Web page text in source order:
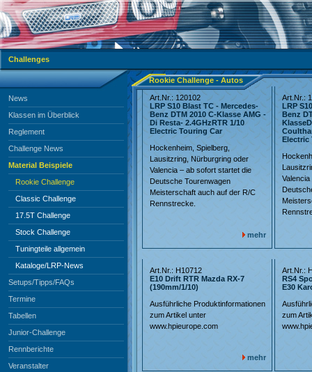
Challenges
News
Klassen im Überblick
Reglement
Challenge News
Material Beispiele
Rookie Challenge
Classic Challenge
17.5T Challenge
Stock Challenge
Tuningteile allgemein
Kataloge/LRP-News
Setups/Tipps/FAQs
Termine
Tabellen
Junior-Challenge
Rennberichte
Veranstalter
Rookie Challenge - Autos
Art.Nr.: 120102
LRP S10 Blast TC - Mercedes-
Benz DTM 2010 C-Klasse AMG -
Di Resta- 2.4GHzRTR 1/10
Electric Touring Car
Hockenheim, Spielberg,
Lausitzring, Nürburgring oder
Valencia – ab sofort startet die
Deutsche Tourenwagen
Meisterschaft auch auf der R/C
Rennstrecke.
mehr
Art.Nr.:
LRP
Benz
Electric
Art.Nr.: H10712
E10 Drift RTR Mazda RX-7
(190mm/1/10)
Ausführliche Produktinformationen
zum Artikel unter
www.hpieurope.com
mehr
Art.Nr.:
RS4
E30
zum